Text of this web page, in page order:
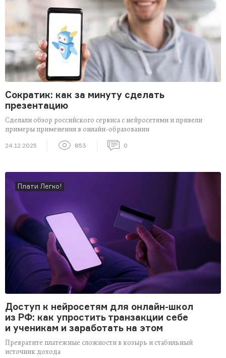
Сократик: как за минуту сделать
презентацию
Сделали обзор российского сервиса с нейросетями и привели
примеры применения в онлайн-образовании
24.12.2025 853 0
Плати Легко!
Доступ к нейросетям для онлайн-школ
из РФ: как упростить транзакции себе
и ученикам и заработать на этом
Превратите платежные сложности в козырь и стабильный
источник дохода